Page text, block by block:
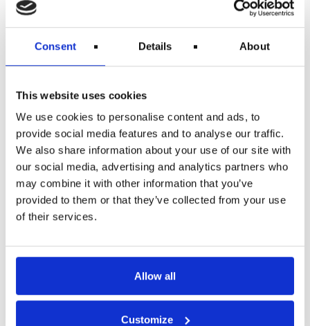
Consent Details About
This website uses cookies
We use cookies to personalise content and ads, to
provide social media features and to analyse our traffic.
We also share information about your use of our site with
our social media, advertising and analytics partners who
may combine it with other information that you’ve
provided to them or that they’ve collected from your use
of their services.
Allow all
Customize
Hvis dit fly blev aflyst med under 14 dages varsel, har du
muligvis krav på kompensation. Beløbet afhænger af
flyvningens længde:
Mere end 3.500 km: €600
Dette er ud over eventuel refusion for din billet.
Værdikuponer til mad, drikke eller hotelophold tæller ikke
som en del af kompensationen. Husk, at EU 261 ikke
dækker aflysninger foretaget af passageren selv, fx pga.
sygdom.
Hvad Gør Du Ved Forsinkelser?
Kom tidligt til gaten og hold øje med opdateringer. Så kan du
hurtigt komme forrest i køen eller ringe til selskabet for at